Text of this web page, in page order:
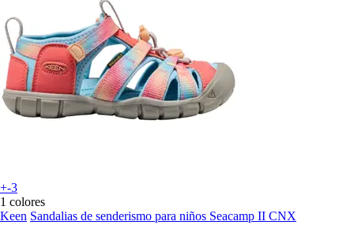
+-3
1 colores
Keen Sandalias de senderismo para niños Seacamp II CNX